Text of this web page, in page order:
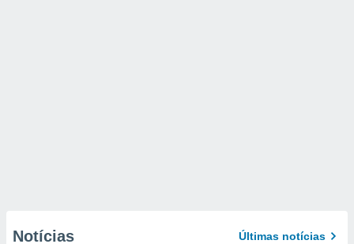
Notícias Últimas notícias